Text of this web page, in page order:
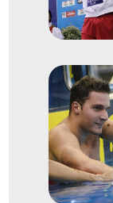
Medencés
2012
XXX.